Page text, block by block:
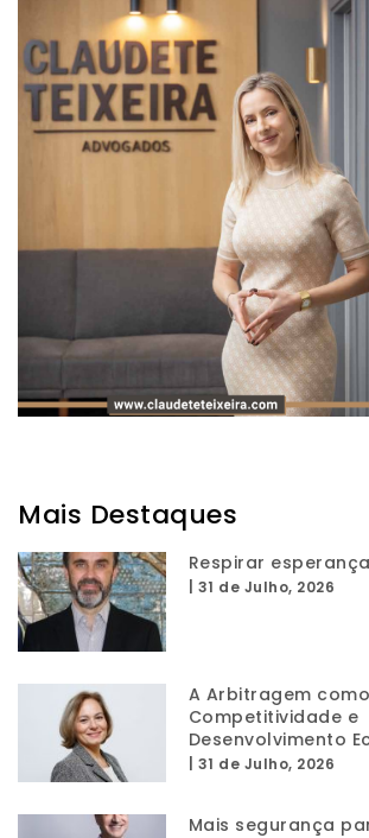
Mais Destaques
Respirar
31 de Julho, 2026
A Arbitragem
Competitividade e
Desenvolvimento
31 de Julho, 2026
Mais segurança